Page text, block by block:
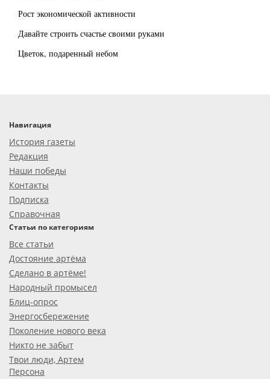
Рост экономической активности
Давайте строить счастье своими руками
Цветок, подаренный небом
Навигация
История газеты
Редакция
Наши победы
Контакты
Подписка
Справочная
Статьи по категориям
Все статьи
Достояние артёма
Сделано в артёме!
Народный промысел
Блиц-опрос
Энергосбережение
Поколение нового века
Никто не забыт
Твои люди, Артем
Персона